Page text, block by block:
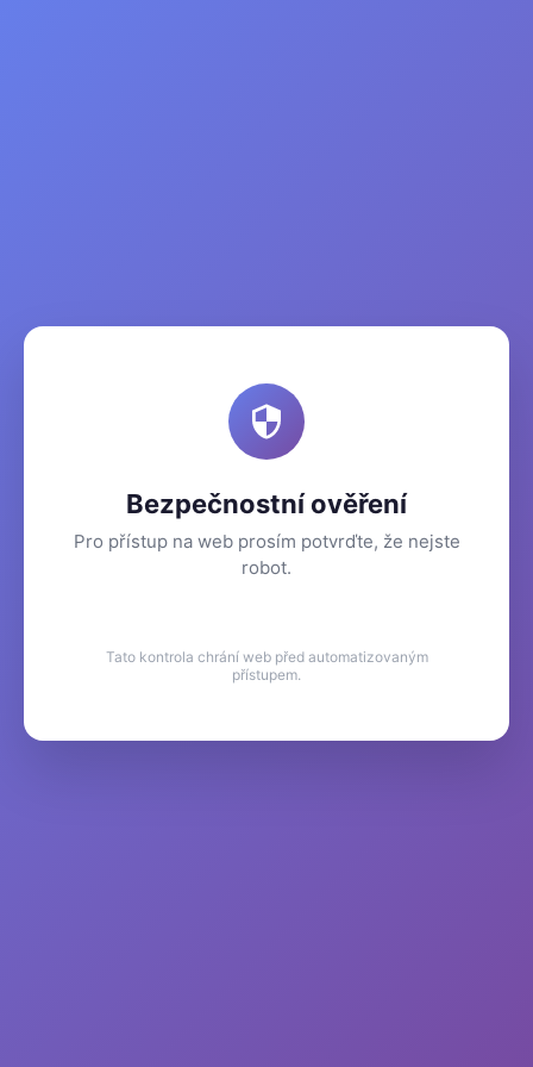
Bezpečnostní ověření
Pro přístup na web prosím potvrďte, že nejste
robot.
Tato kontrola chrání web před automatizovaným
přístupem.